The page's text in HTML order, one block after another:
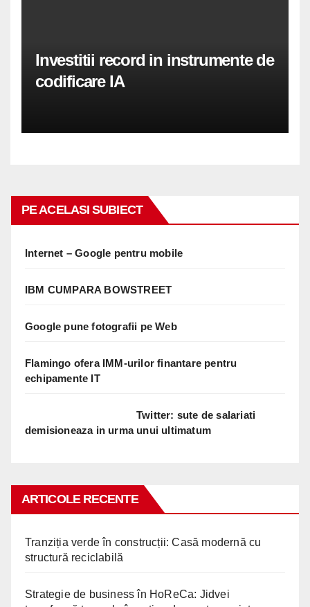
Investitii record in instrumente de
codificare IA
PE ACELASI SUBIECT
Internet – Google pentru mobile
IBM CUMPARA BOWSTREET
Google pune fotografii pe Web
Flamingo ofera IMM-urilor finantare pentru
echipamente IT
Twitter: sute de salariati
demisioneaza in urma unui ultimatum
ARTICOLE RECENTE
Tranziția verde în construcții: Casă modernă cu
structură reciclabilă
Strategie de business în HoReCa: Jidvei